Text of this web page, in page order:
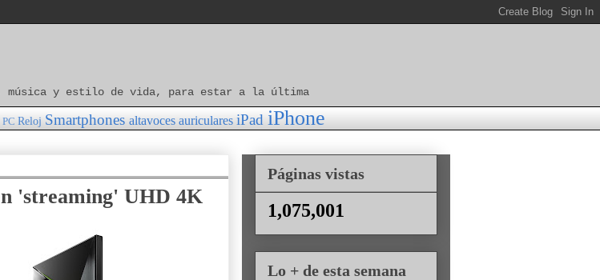
música y estilo de vida, para estar a la última
PC Reloj Smartphones altavoces auriculares iPad iPhone
'streaming' UHD 4K
Páginas vistas
1,075,001
Lo + de esta semana